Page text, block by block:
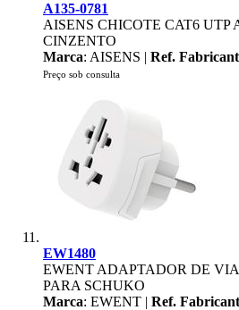
A135-0781
AISENS CHICOTE CAT6 UTP
CINZENTO
Marca: AISENS | Ref.
Preço sob consulta
EW1480
EWENT ADAPTADOR DE
PARA SCHUKO
Marca: EWENT | Ref.